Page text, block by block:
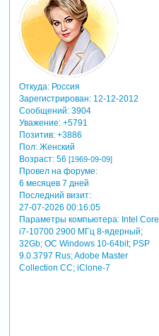
Откуда:Россия
Зарегистрирован: 12-12-2012
Сообщений:3904
Уважение: +5791
Позитив: +3886
Пол:Женский
Возраст:56 [1969-09-09]
Провел на форуме:
6 месяцев 7 дней
Последний визит:
27-07-2026 00:16:05
Параметры компьютера:Intel Core
i7-10700 2900 МГц 8-ядерный;
32Gb; ОС Windows 10-64bit; PSP
9.0.3797 Rus; Adobe Master
Collection СС; iClone-7